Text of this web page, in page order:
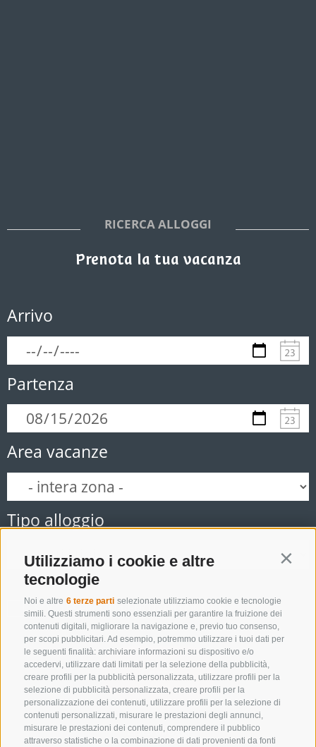
Utilizziamo i cookie e altre
tecnologie
Noi e altre 6 terze parti selezionate utilizziamo cookie e tecnologie
simili. Questi strumenti sono essenziali per garantire la fruizione dei
contenuti digitali, migliorare la navigazione e, previo tuo consenso,
per scopi pubblicitari. Ad esempio, potremmo utilizzare i tuoi dati per
le seguenti finalità: archiviare informazioni su dispositivo e/o
accedervi, utilizzare dati limitati per la selezione della pubblicità,
creare profili per la pubblicità personalizzata, utilizzare profili per la
selezione di pubblicità personalizzata, creare profili per la
personalizzazione dei contenuti, utilizzare profili per la selezione di
contenuti personalizzati, misurare le prestazioni degli annunci,
misurare le prestazioni dei contenuti, comprendere il pubblico
attraverso statistiche o la combinazione di dati provenienti da fonti
RICERCA ALLOGGI
Prenota la tua vacanza
Arrivo
Partenza
Area vacanze
Tipo alloggio
SOLO ESERCIZI PRENOTABILI ONLINE
Cerca
Lista alloggi